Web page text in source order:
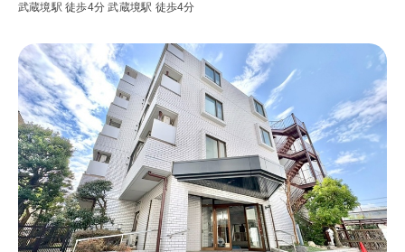
武蔵境駅 徒歩4分武蔵境駅 徒歩4分